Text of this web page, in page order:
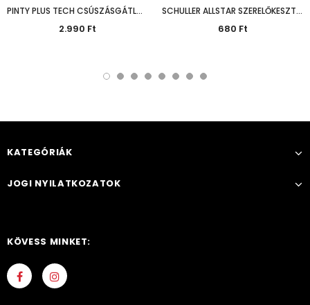
PINTY PLUS TECH CSÚSZÁSGÁTLÓ SPRAY 400ML
2.990 Ft
SCHULLER ALLSTAR SZERELŐKESZTYŰ
680 Ft
KATEGÓRIÁK
JOGI NYILATKOZATOK
KÖVESS MINKET: